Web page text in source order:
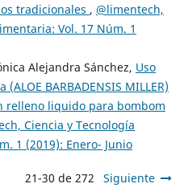
tradicionales , @limentech,
Vol. 17 Núm. 1
Alejandra Sánchez, Uso
BARBADENSIS MILLER)
relleno liquido para bombom
Ciencia y Tecnología
1 (2019): Enero- Junio
21-30 de 272 Siguiente